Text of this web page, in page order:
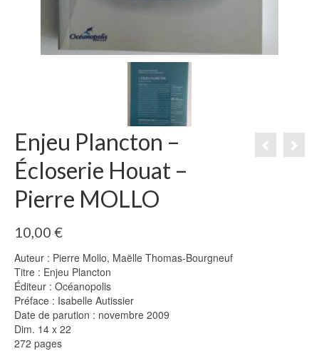
Enjeu Plancton –
Écloserie Houat –
Pierre MOLLO
10,00 €
Auteur : Pierre Mollo, Maëlle Thomas-Bourgneuf
Titre : Enjeu Plancton
Éditeur : Océanopolis
Préface : Isabelle Autissier
Date de parution : novembre 2009
Dim. 14 x 22
272 pages